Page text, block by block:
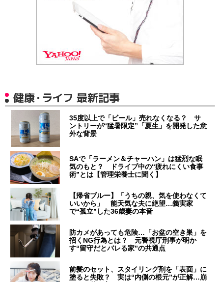
健康・ライフ 最新記事
35度以上で「ビール」売れなくなる？ サ
ントリーが“猛暑限定”「夏生」を開発した意
外な背景
SAで「ラーメン＆チャーハン」は猛烈な眠
気のもと？ ドライブ中の“疲れにくい食事
術”とは【管理栄養士に聞く】
【帰省ブルー】「うちの親、気を使わなくて
いいから」 能天気な夫に絶望…義実家
で“孤立”した36歳妻の本音
防カメがあっても危険…「お盆の空き巣」を
招くNG行為とは？ 元警視庁刑事が明か
す“留守だとバレる家”の共通点
前髪のセット、スタイリング剤を「表面」に
塗ると失敗？ 実は“内側の根元”が正解…崩